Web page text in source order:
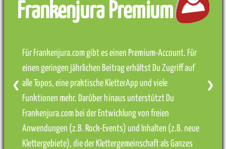
Frankenjura Premium
Für Frankenjura.com gibt es einen Premium-Account. Für
einen geringen jährlichen Beitrag erhältst Du Zugriff auf
alle Topos, eine praktische KletterApp und viele
Funktionen mehr. Darüber hinaus unterstützt Du
Frankenjura.com bei der Entwicklung von freien
Anwendungen (z.B. Rock-Events) und Inhalten (z.B. neue
Klettergebiete), die der Klettergemeinschaft als Ganzes
❮ ❯